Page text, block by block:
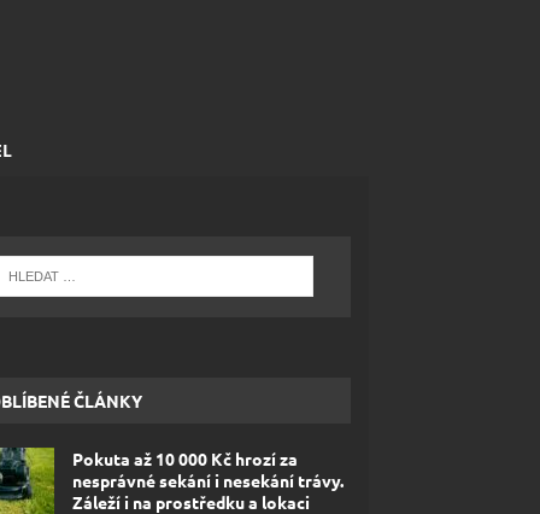
ČLÁNKY
Pokuta až 10 000 Kč hrozí za
nesprávné sekání i nesekání trávy.
Záleží i na prostředku a lokaci